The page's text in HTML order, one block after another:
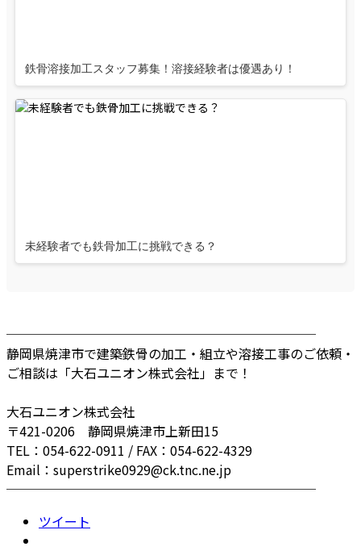
鉄骨溶接加工スタッフ募集！溶接経験者は優遇あり！
未経験者でも鉄骨加工に挑戦できる？
────────────────────────
静岡県焼津市で建築鉄骨の加工・組立や溶接工事のご依頼・
ご相談は「大石ユニオン株式会社」まで！
大石ユニオン株式会社
〒421-0206 静岡県焼津市上新田15
TEL：054-622-0911 / FAX：054-622-4329
Email：superstrike0929@ck.tnc.ne.jp
────────────────────────
ツイート